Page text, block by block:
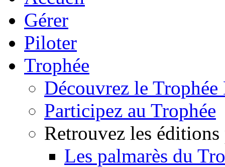
Gérer
Piloter
Trophée
Découvrez le
Participez au Trophée
Retrouvez les éditions
Les palmarès du